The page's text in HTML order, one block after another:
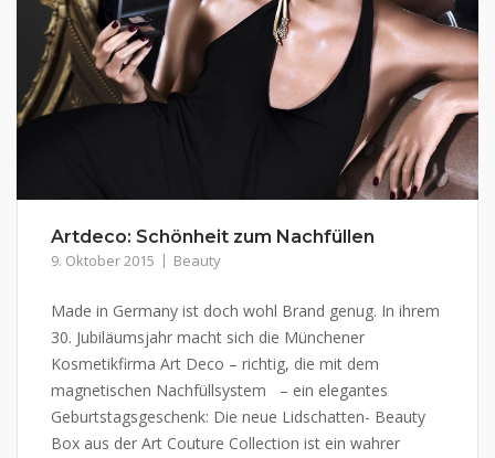
Artdeco: Schönheit zum Nachfüllen
9. Oktober 2015 Beauty
Made in Germany ist doch wohl Brand genug. In ihrem
30. Jubiläumsjahr macht sich die Münchener
Kosmetikfirma Art Deco – richtig, die mit dem
magnetischen Nachfüllsystem – ein elegantes
Geburtstagsgeschenk: Die neue Lidschatten- Beauty
Box aus der Art Couture Collection ist ein wahrer